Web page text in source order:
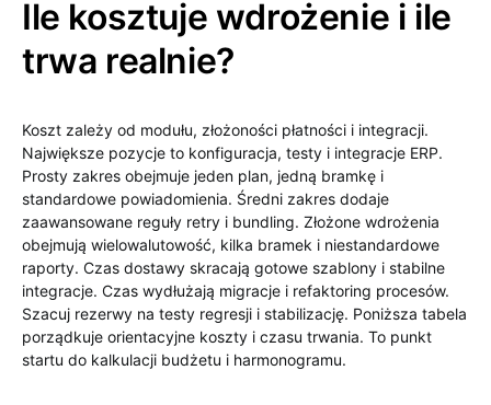
Ile kosztuje wdrożenie i ile
trwa realnie?
Koszt zależy od modułu, złożoności płatności i integracji.
Największe pozycje to konfiguracja, testy i integracje ERP.
Prosty zakres obejmuje jeden plan, jedną bramkę i
standardowe powiadomienia. Średni zakres dodaje
zaawansowane reguły retry i bundling. Złożone wdrożenia
obejmują wielowalutowość, kilka bramek i niestandardowe
raporty. Czas dostawy skracają gotowe szablony i stabilne
integracje. Czas wydłużają migracje i refaktoring procesów.
Szacuj rezerwy na testy regresji i stabilizację. Poniższa tabela
porządkuje orientacyjne koszty i czasu trwania. To punkt
startu do kalkulacji budżetu i harmonogramu.